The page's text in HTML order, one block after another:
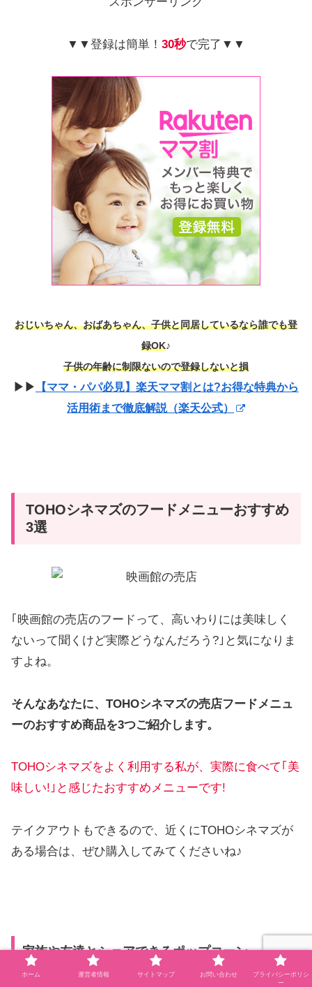
▼▼登録は簡単！ 30秒で完了▼▼
おじいちゃん、おばあちゃん、子供と同居しているなら誰でも登
録OK♪
子供の年齢に制限ないので登録しないと損
▶▶
【ママ・パパ必見】楽天ママ割とは?お得な特典から
活用術まで徹底解説（楽天公式）
TOHOシネマズのフードメニューおすすめ
3選
｢映画館の売店のフードって、高いわりには美味しく
ないって聞くけど実際どうなんだろう?｣と気になりま
すよね。
そんなあなたに、TOHOシネマズの売店フードメニュ
ーのおすすめ商品を3つご紹介します。
TOHOシネマズをよく 利用する私が、実際に食べて｢美
味しい!｣と感じたおすすめメニューです!
テイクアウトもできるので、近くにTOHOシネマズが
ある場合は、ぜひ購入してみてくださいね♪
家族や友達とシェアできるポップコーン
ホーム 運営者情報 サイトマップ お問い合わせ
プライバシーポリシ
ー